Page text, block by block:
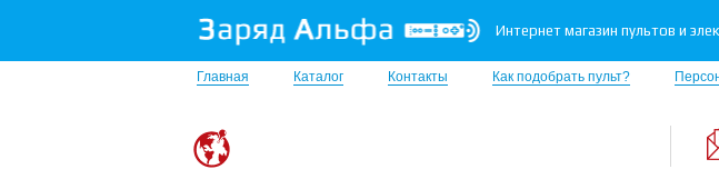
Интернет магазин пультов и
Главная Каталог Контакты Как подобрать пульт?